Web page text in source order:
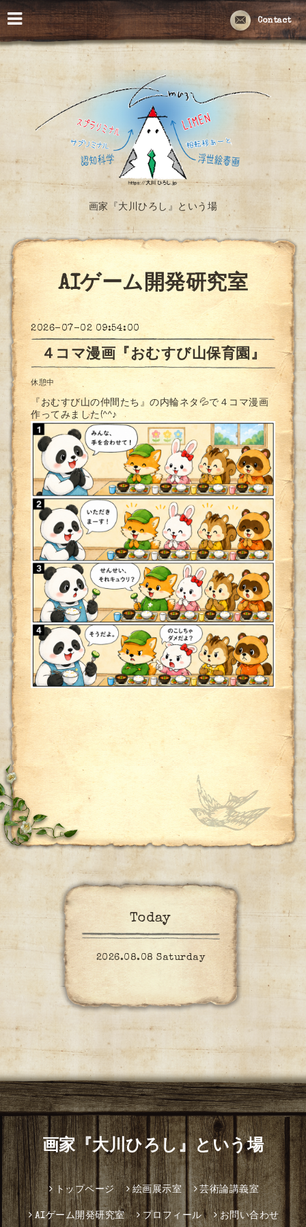
Contact
画家『大川ひろし』という場
AIゲーム開発研究室
2026-07-02 09:54:00
４コマ漫画『おむすび山保育園』
休憩中
『おむすび山の仲間たち』の内輪ネタ💦で４コマ漫画
作ってみました(^^♪
Today
2026.08.08 Saturday
画家『大川ひろし』という場
トップページ 絵画展示室 芸術論講義室
AIゲーム開発研究室 プロフィール お問い合わせ